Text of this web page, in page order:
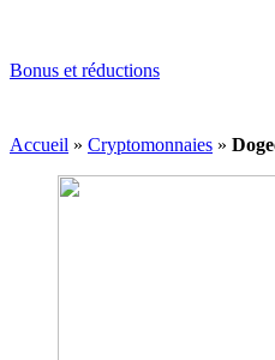
Bonus et réductions
Accueil » Cryptomonnaies »